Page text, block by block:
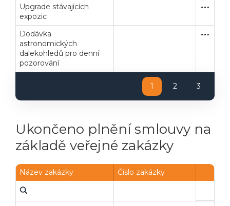
Upgrade stávajících
expozic
Dodávka
astronomických
dalekohledů pro denní
pozorování
1 2 3
Ukončeno plnění smlouvy na
základě veřejné zakázky
Název zakázky Číslo zakázky